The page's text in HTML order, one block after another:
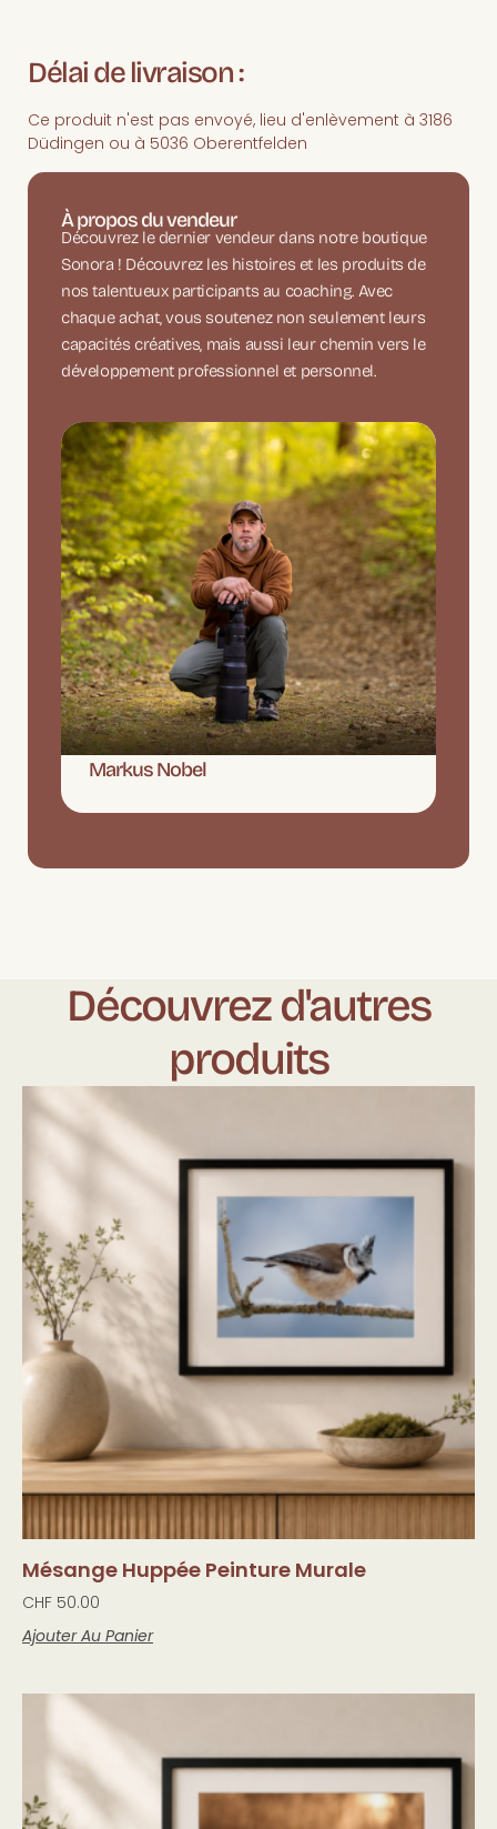
Délai de livraison :
Ce produit n'est pas envoyé, lieu d'enlèvement à 3186
Düdingen ou à 5036 Oberentfelden
À propos du vendeur
Découvrez le dernier vendeur dans notre boutique
Sonora ! Découvrez les histoires et les produits de
nos talentueux participants au coaching. Avec
chaque achat, vous soutenez non seulement leurs
capacités créatives, mais aussi leur chemin vers le
développement professionnel et personnel.
Markus Nobel
Découvrez d'autres
produits
Mésange Huppée Peinture Murale
CHF 50.00
Ajouter Au Panier